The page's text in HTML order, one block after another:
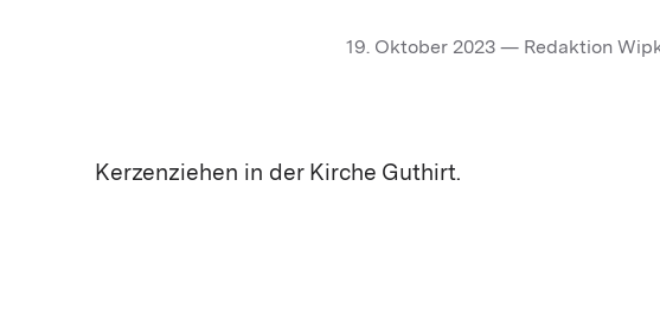
19. Oktober 2023 — Redaktion
Kerzenziehen in der Kirche Guthirt.